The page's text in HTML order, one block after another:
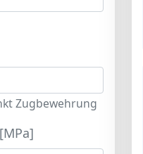
Zugbewehrung
[MPa]